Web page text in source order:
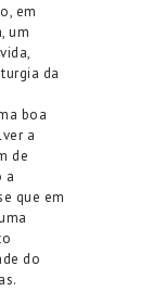
em
um
da
boa
a
de
a
que em
do